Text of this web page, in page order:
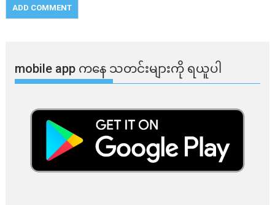
mobile app ​​ကနေ ​​သတင်းများကို ရယူပါ